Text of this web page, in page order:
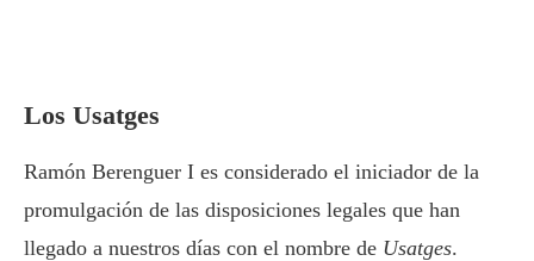
Los Usatges
Ramón Berenguer I es considerado el iniciador de la
promulgación de las disposiciones legales que han
llegado a nuestros días con el nombre de Usatges.